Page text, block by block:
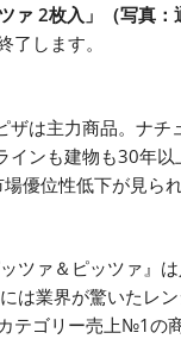
ァ 2枚入」（写真：
します。
は主力商品。ナチ
ンも建物も30年
優位性低下が見ら
ツァ＆ピッツァ』
は業界が驚いたレ
テゴリー売上№1の商